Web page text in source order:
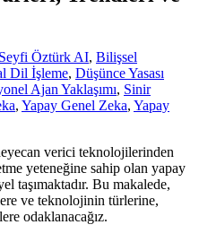
Seyfi Öztürk AI, Bilişsel
Dil İşleme, Düşünce Yasası
Ajan Yaklaşımı, Sinir
, Yapay Genel Zeka, Yapay
verici teknolojilerinden
yeteneğine sahip olan yapay
taşımaktadır. Bu makalede,
ve teknolojinin türlerine,
odaklanacağız.